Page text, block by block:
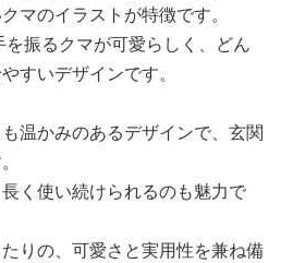
マのイラストが特徴です。
を振るクマが可愛らしく、どん
すいデザインです。
温かみのあるデザインで、玄関
く使い続けられるのも魅力で
りの、可愛さと実用性を兼ね備